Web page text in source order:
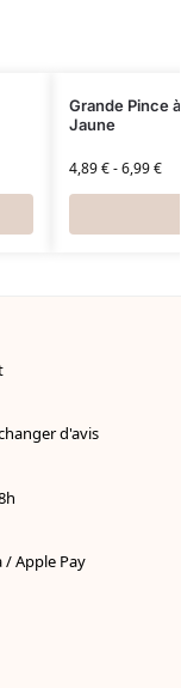
Grande Pince
Jaune
4,89€-6,99€
d'avis
/ Apple Pay